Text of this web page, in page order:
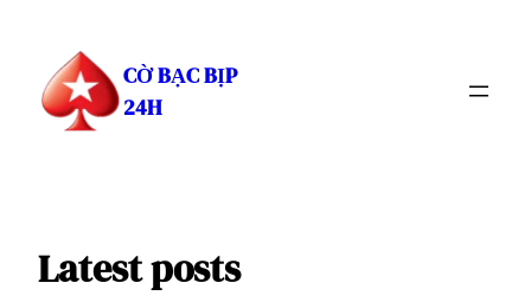
phần
CỜ BẠC BỊP
24H
Latest posts